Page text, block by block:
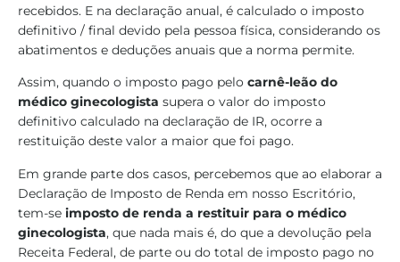
recebidos. E na declaração anual, é calculado o imposto
definitivo / final devido pela pessoa física, considerando os
abatimentos e deduções anuais que a norma permite.
Assim, quando o imposto pago pelo carnê-leão do
médico ginecologista supera o valor do imposto
definitivo calculado na declaração de IR, ocorre a
restituição deste valor a maior que foi pago.
Em grande parte dos casos, percebemos que ao elaborar a
Declaração de Imposto de Renda em nosso Escritório,
tem-se imposto de renda a restituir para o médico
ginecologista, que nada mais é, do que a devolução pela
Receita Federal, de parte ou do total de imposto pago no